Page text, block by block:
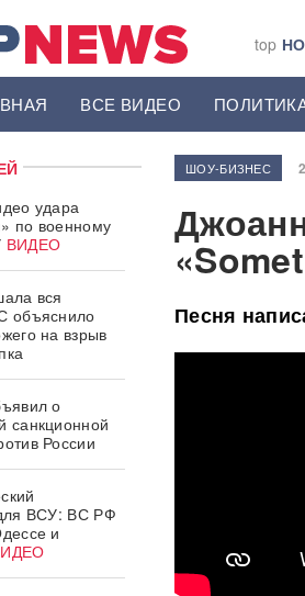
top
ВСЕ ВИДЕО
удара
по военному
ВИДЕО
вся
объяснило
на взрыв
о
санкционной
России
ВСУ: ВС РФ
и
ШОУ-БИЗНЕС
Песня